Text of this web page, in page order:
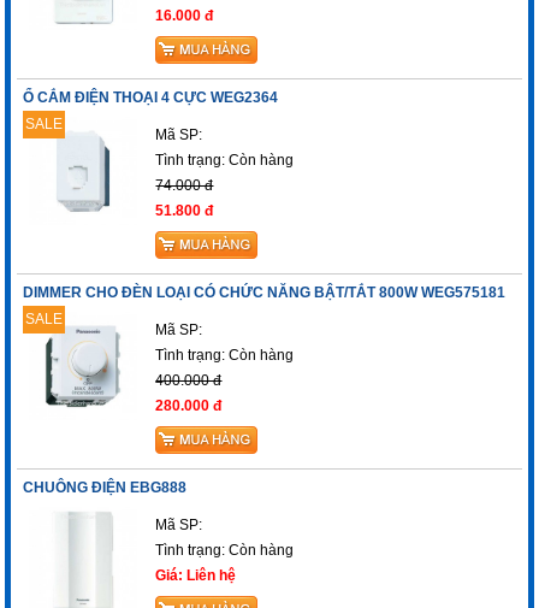
16.000 đ
Ổ CẮM ĐIỆN THOẠI 4 CỰC WEG2364
SALE
Mã SP:
Tình trạng:Còn hàng
74.000 đ
51.800 đ
DIMMER CHO ĐÈN LOẠI CÓ CHỨC NĂNG BẬT/TẮT 800W WEG575181
SALE
Mã SP:
Tình trạng:Còn hàng
400.000 đ
280.000 đ
CHUÔNG ĐIỆN EBG888
Mã SP:
Tình trạng:Còn hàng
Giá: Liên hệ